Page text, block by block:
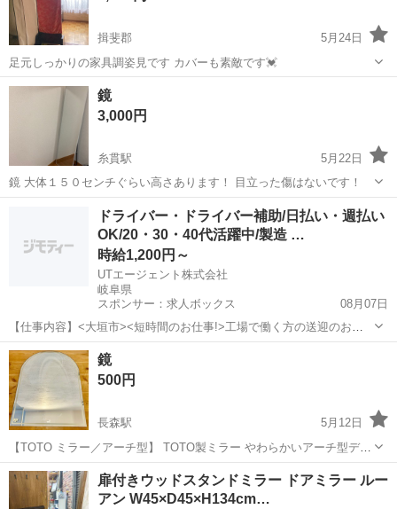
揖斐郡
5月24日
足元しっかりの家具調姿見です カバーも素敵です💓
岐阜 揖斐郡
鏡
3,000円
糸貫駅
5月22日
鏡 大体１５０センチぐらい高さあります！ 目立った傷はないです！
糸貫駅 ミラー/鏡
ドライバー・ドライバー補助/日払い・週払い
OK/20・30・40代活躍中/製造 …
時給1,200円～
UTエージェント株式会社
岐阜県
スポンサー：求人ボックス
08月07日
【仕事内容】<大垣市><短時間のお仕事!>工場で働く方の送迎のお仕
事 第一種普通自動車免許があればOK!残業ほぼなし <履歴書不要 オン
ライン面接OK><入社キャンペーン実施中!> <業種> 機械・精密機器・
金属 <仕事内容> 電...
アルバイト・パート
鏡
500円
長森駅
5月12日
【TOTO ミラー／アーチ型】 TOTO製ミラー やわらかいアーチ型デザ
インで、洗面所やDIY用にもおすすめです✨ 中古品のため、写真をご
確認ください。 まだまだご使用いただける状態です。 【サイズ】 約
45cm ×...
岐阜 岐阜市 長森駅 ミラー/鏡
扉付きウッドスタンドミラー ドアミラー ルー
アン W45×D45×H134cm…